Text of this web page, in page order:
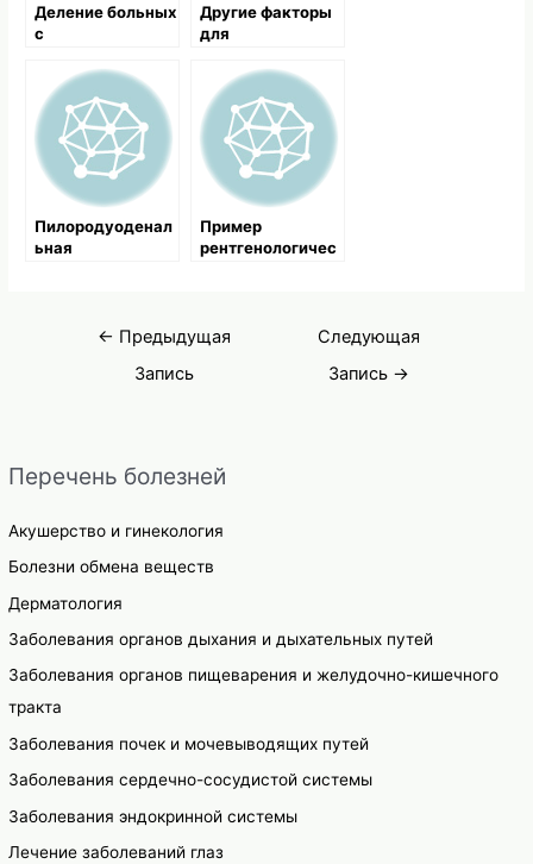
Перечень болезней
Акушерство и гинекология
Болезни обмена веществ
Дерматология
Заболевания органов дыхания и дыхательных путей
Заболевания органов пищеварения и желудочно-кишечного
тракта
Заболевания почек и мочевыводящих путей
Заболевания сердечно-сосудистой системы
Заболевания эндокринной системы
Лечение заболеваний глаз
Деление больных
с
шоком на три
группы
Другие факторы
для
желудочного
кровотечения
Пилородуоденал
ьная
Пример
рентгенологичес
лечения
Навигация
← Предыдущая
Запись
Следующая
Запись →